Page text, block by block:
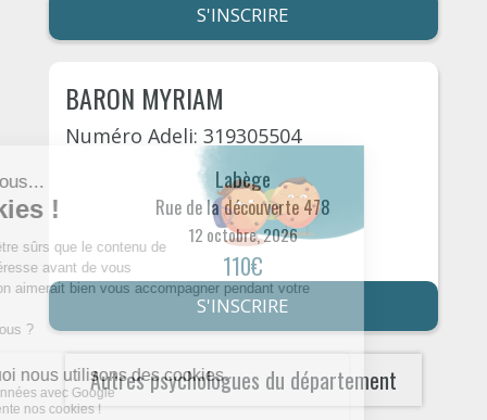
S'INSCRIRE
BARON MYRIAM
Numéro Adeli: 319305504
Labège
Rue de la découverte 478
12 octobre, 2026
110€
S'INSCRIRE
Autres psychologues du département